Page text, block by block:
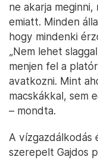
ne akarja
emiatt. Minden
hogy mindenki
„Nem lehet
menjen fel a
avatkozni. Mint
macskákkal, sem
– mondta.
A vízgazdálkodás
szerepelt Gajdos